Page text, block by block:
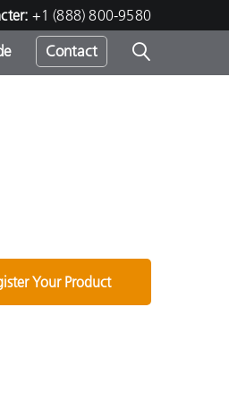
+1 (888) 800-9580
Contact
Your Product